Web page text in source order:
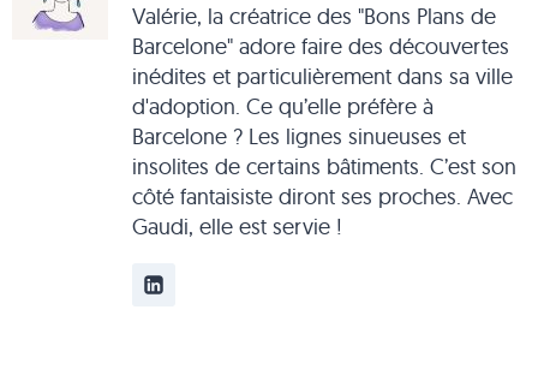
Valérie, la créatrice des "Bons Plans de
Barcelone" adore faire des découvertes
inédites et particulièrement dans sa ville
d'adoption. Ce qu’elle préfère à
Barcelone ? Les lignes sinueuses et
insolites de certains bâtiments. C’est son
côté fantaisiste diront ses proches. Avec
Gaudi, elle est servie !